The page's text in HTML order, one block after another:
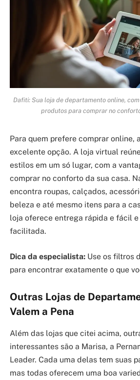
Dafiti: Sua loja de departamento online,
produtos para comprar no
Para quem prefere comprar online,
excelente opção. A loja virtual
estilos em um só lugar, com a
comprar no conforto da sua casa.
encontra roupas, calçados,
beleza e até mesmo itens para a
loja oferece entrega rápida e fácil
facilitada.
Dica da especialista: Use os filtros
para encontrar exatamente o que
Outras Lojas de
Valem a Pena
Além das lojas que citei acima,
interessantes são a Marisa, a
Leader. Cada uma delas tem suas
mas todas oferecem uma boa